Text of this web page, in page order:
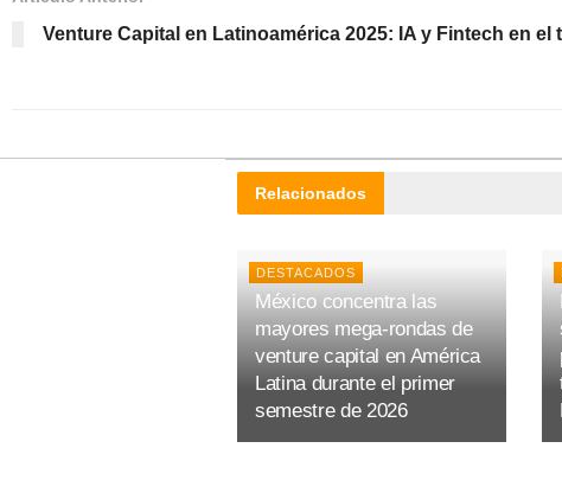
Venture Capital en Latinoamérica 2025: IA y Fintech en el
Relacionados
DESTACADOS
México concentra las
mayores mega-rondas de
venture capital en América
Latina durante el primer
semestre de 2026